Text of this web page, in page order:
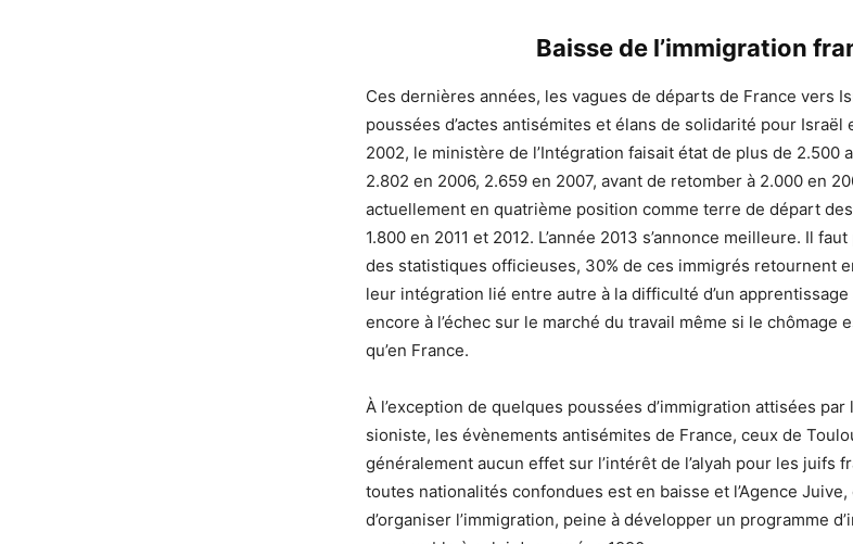
Baisse de l’immigration
Ces dernières années, les vagues de départs de France vers
poussées d’actes antisémites et élans de solidarité pour Israël
2002, le ministère de l’Intégration faisait état de plus de 2.500
2.802 en 2006, 2.659 en 2007, avant de retomber à 2.000 en
actuellement en quatrième position comme terre de départ
1.800 en 2011 et 2012. L’année 2013 s’annonce meilleure. Il
des statistiques officieuses, 30% de ces immigrés retournent
leur intégration lié entre autre à la difficulté d’un
encore à l’échec sur le marché du travail même si le chômage
qu’en France.
À l’exception de quelques poussées d’immigration attisées
sioniste, les évènements antisémites de France, ceux de
généralement aucun effet sur l’intérêt de l’alyah pour les juifs
toutes nationalités confondues est en baisse et l’Agence Juive,
d’organiser l’immigration, peine à développer un programme